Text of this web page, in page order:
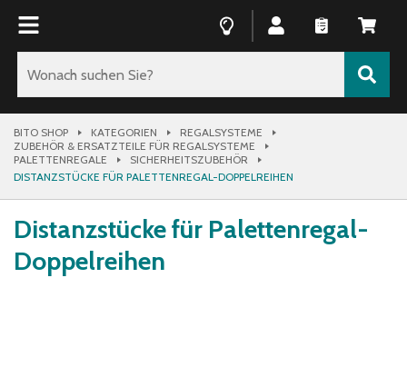
BITO SHOP KATEGORIEN
REGALSYSTEME
ZUBEHÖR & ERSATZTEILE FÜR REGALSYSTEME
PALETTENREGALE
SICHERHEITSZUBEHÖR
DISTANZSTÜCKE FÜR PALETTENREGAL-DOPPELREIHEN
Distanzstücke für Palettenregal-
Doppelreihen